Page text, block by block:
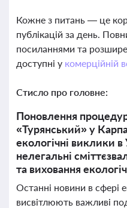
Кожне з питань — це
публікацій за день.
посиланнями та
доступні у комерційній
Стисло про головне:
Поновлення
«Турянський» у
екологічні виклики в
нелегальні
та виховання
Останні новини в сфері
висвітлюють важливі